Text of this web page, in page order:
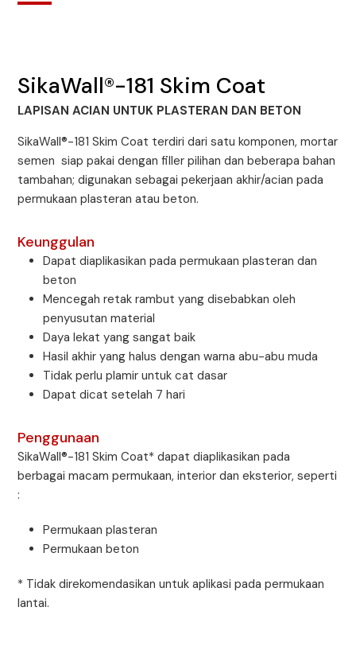
SikaWall®-181 Skim Coat
LAPISAN ACIAN UNTUK PLASTERAN DAN BETON
SikaWall®-181 Skim Coat terdiri dari satu komponen, mortar
semen siap pakai dengan filler pilihan dan beberapa bahan
tambahan; digunakan sebagai pekerjaan akhir/acian pada
permukaan plasteran atau beton.
Keunggulan
Dapat diaplikasikan pada permukaan plasteran dan
beton
Mencegah retak rambut yang disebabkan oleh
penyusutan material
Daya lekat yang sangat baik
Hasil akhir yang halus dengan warna abu-abu muda
Tidak perlu plamir untuk cat dasar
Dapat dicat setelah 7 hari
Penggunaan
SikaWall®-181 Skim Coat* dapat diaplikasikan pada
berbagai macam permukaan, interior dan eksterior, seperti
:
Permukaan plasteran
Permukaan beton
* Tidak direkomendasikan untuk aplikasi pada permukaan
lantai.